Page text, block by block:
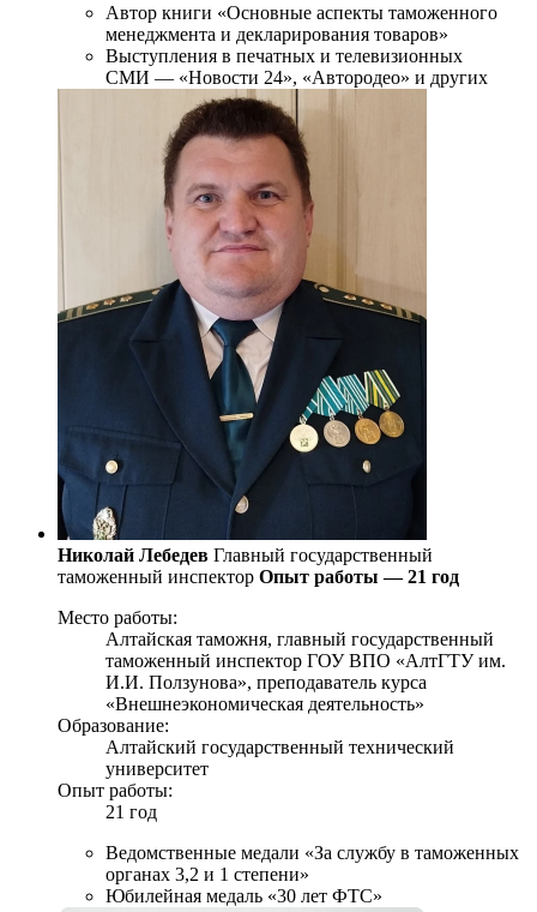
Автор книги «Основные аспекты таможенного
менеджмента и декларирования товаров»
Выступления в печатных и телевизионных
СМИ — «Новости 24», «Автородео» и других
Николай Лебедев Главный государственный
таможенный инспектор Опыт работы — 21 год
Место работы:
Алтайская таможня, главный государственный
таможенный инспектор ГОУ ВПО «АлтГТУ им.
И.И. Ползунова», преподаватель курса
«Внешнеэкономическая деятельность»
Образование:
Алтайский государственный технический
университет
Опыт работы:
21 год
Ведомственные медали «За службу в таможенных
органах 3,2 и 1 степени»
Юбилейная медаль «30 лет ФТС»